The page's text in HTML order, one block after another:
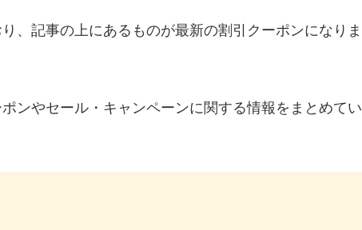
、記事の上にあるものが最新の割引クーポンになりま
ンやセール・キャンペーンに関する情報をまとめてい